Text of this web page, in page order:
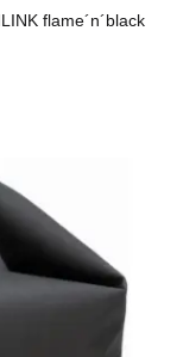
flame´n´black